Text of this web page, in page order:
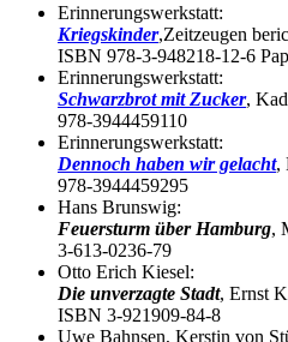
Erinnerungswerkstatt:
Kriegskinder,Zeitzeugen
ISBN 978-3-948218-12-6
Erinnerungswerkstatt:
Schwarzbrot mit Zucker,
978-3944459110
Erinnerungswerkstatt:
Dennoch haben wir gelacht,
978-3944459295
Hans Brunswig:
Feuersturm über Hamburg,
3-613-0236-79
Otto Erich Kiesel:
Die unverzagte Stadt, Ernst
ISBN 3-921909-84-8
Uwe Bahnsen, Kerstin von